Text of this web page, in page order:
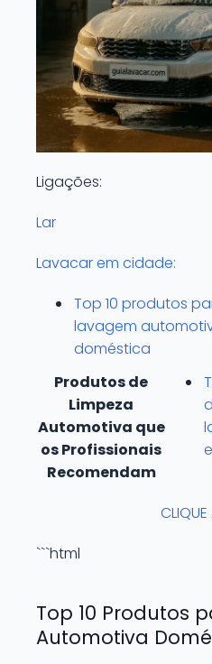
Ligações:
Lar
Lavacar em cidade:
Top 10 produtos
lavagem
doméstica
Produtos de
Limpeza
Automotiva que
os Profissionais
Recomendam
```html
Top 10 Produtos
Automotiva